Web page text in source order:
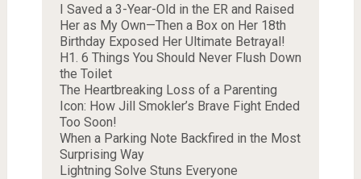
I Saved a 3-Year-Old in the ER and Raised
Her as My Own—Then a Box on Her 18th
Birthday Exposed Her Ultimate Betrayal!
H1. 6 Things You Should Never Flush Down
the Toilet
The Heartbreaking Loss of a Parenting
Icon: How Jill Smokler’s Brave Fight Ended
Too Soon!
When a Parking Note Backfired in the Most
Surprising Way
Lightning Solve Stuns Everyone